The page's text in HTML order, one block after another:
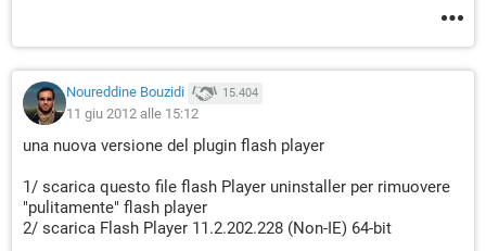
Noureddine Bouzidi 15.404
11 giu 2012 alle 15:12
una nuova versione del plugin flash player
1/ scarica questo file flash Player uninstaller per rimuovere
"pulitamente" flash player
2/ scarica Flash Player 11.2.202.228 (Non-IE) 64-bit